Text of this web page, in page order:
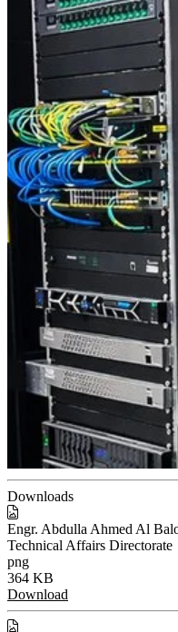
Downloads
Engr. Abdulla Ahmed Al
Technical Affairs Directorate
png
364 KB
Download